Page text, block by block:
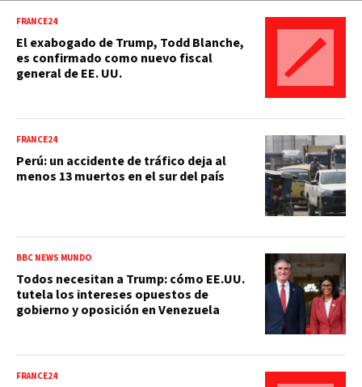
FRANCE24
El exabogado de Trump, Todd Blanche,
es confirmado como nuevo fiscal
general de EE. UU.
FRANCE24
Perú: un accidente de tráfico deja al
menos 13 muertos en el sur del país
BBC NEWS MUNDO
Todos necesitan a Trump: cómo EE.UU.
tutela los intereses opuestos de
gobierno y oposición en Venezuela
FRANCE24